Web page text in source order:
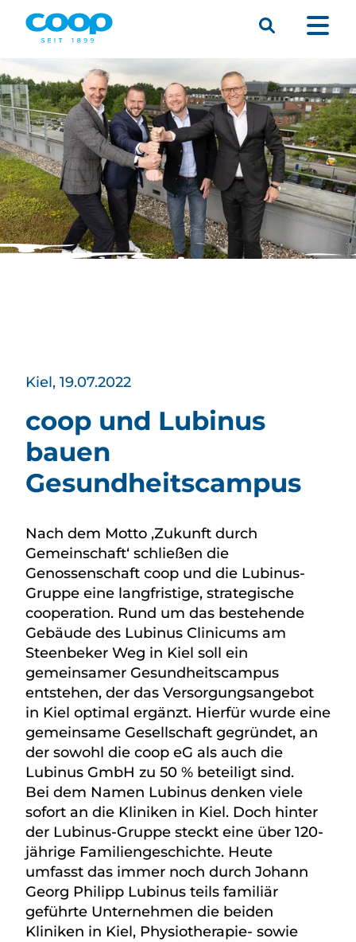
Menü
Suche
Kiel, 19.07.2022
coop und Lubinus
bauen
Gesundheitscampus
Nach dem Motto ‚Zukunft durch
Gemeinschaft‘ schließen die
Genossenschaft coop und die Lubinus-
Gruppe eine langfristige, strategische
cooperation. Rund um das bestehende
Gebäude des Lubinus Clinicums am
Steenbeker Weg in Kiel soll ein
gemeinsamer Gesundheitscampus
entstehen, der das Versorgungsangebot
in Kiel optimal ergänzt. Hierfür wurde eine
gemeinsame Gesellschaft gegründet, an
der sowohl die coop eG als auch die
Lubinus GmbH zu 50 % beteiligt sind.
Bei dem Namen Lubinus denken viele
sofort an die Kliniken in Kiel. Doch hinter
der Lubinus-Gruppe steckt eine über 120-
jährige Familiengeschichte. Heute
umfasst das immer noch durch Johann
Georg Philipp Lubinus teils familiär
geführte Unternehmen die beiden
Kliniken in Kiel, Physiotherapie- sowie